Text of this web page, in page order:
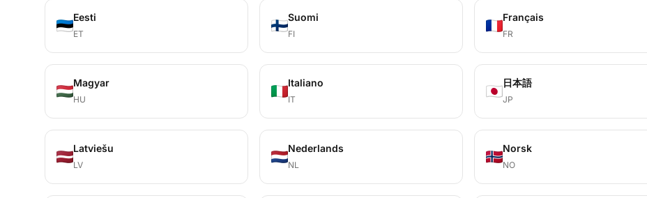
Eesti
ET
Suomi
FI
Français
FR
Magyar
HU
Italiano
IT
日本語
JP
Latviešu
LV
Nederlands
NL
Norsk
NO